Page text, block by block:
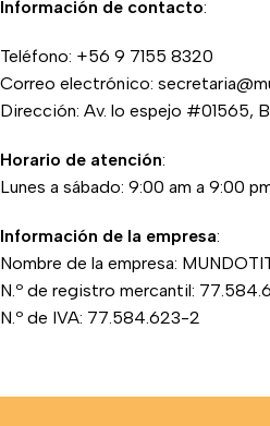
Información de contacto:
Teléfono: +56 9 7155 8320
Correo electrónico:
Dirección: Av. lo espejo #01565,
Horario de atención:
Lunes a sábado: 9:00 am a 9:00
Información de la empresa:
Nombre de la empresa:
N.º de registro mercantil:
N.º de IVA: 77.584.623-2